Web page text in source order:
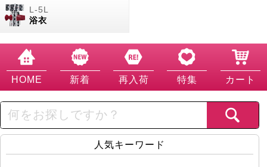
浴衣
HOME 新着 再入荷 特集 カート
人気キーワード